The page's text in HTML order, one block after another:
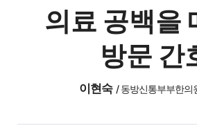
의료 공백을
방문 간
이현숙 /동방신통부부한의